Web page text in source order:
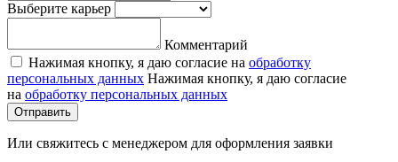
Выберите карьер
Комментарий
Нажимая кнопку, я даю согласие на обработку
персональных данных Нажимая кнопку, я даю согласие
на обработку персональных данных
Отправить
Или свяжитесь с менеджером для оформления заявки